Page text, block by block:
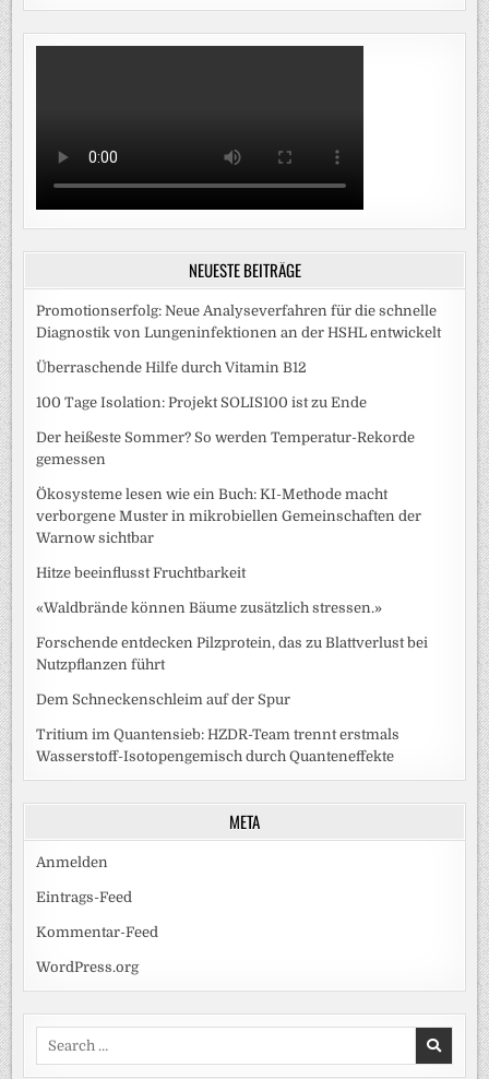
NEUESTE BEITRÄGE
Promotionserfolg: Neue Analyseverfahren für die schnelle
Diagnostik von Lungeninfektionen an der HSHL entwickelt
Überraschende Hilfe durch Vitamin B12
100 Tage Isolation: Projekt SOLIS100 ist zu Ende
Der heißeste Sommer? So werden Temperatur-Rekorde
gemessen
Ökosysteme lesen wie ein Buch: KI-Methode macht
verborgene Muster in mikrobiellen Gemeinschaften der
Warnow sichtbar
Hitze beeinflusst Fruchtbarkeit
«Waldbrände können Bäume zusätzlich stressen.»
Forschende entdecken Pilzprotein, das zu Blattverlust bei
Nutzpflanzen führt
Dem Schneckenschleim auf der Spur
Tritium im Quantensieb: HZDR-Team trennt erstmals
Wasserstoff-Isotopengemisch durch Quanteneffekte
META
Anmelden
Eintrags-Feed
Kommentar-Feed
WordPress.org
Search